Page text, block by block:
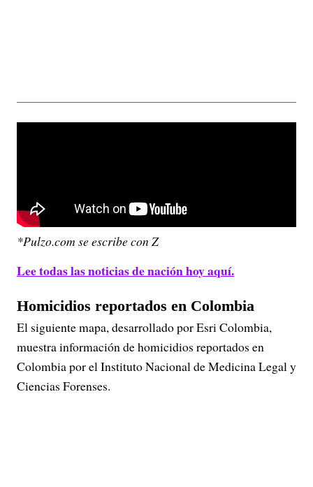
*Pulzo.com se escribe con Z
Lee todas las noticias de nación hoy aquí.
Homicidios reportados en Colombia
El siguiente mapa, desarrollado por Esri Colombia,
muestra información de homicidios reportados en
Colombia por el Instituto Nacional de Medicina Legal y
Ciencias Forenses.